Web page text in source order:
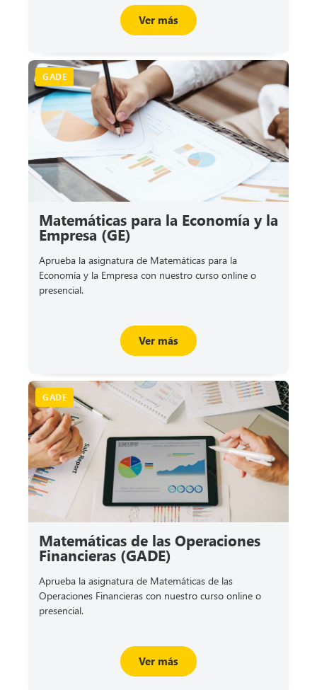
Ver más
GADE
Matemáticas para la Economía y la
Empresa (GE)
Aprueba la asignatura de Matemáticas para la
Economía y la Empresa con nuestro curso online o
presencial.
Ver más
GADE
Matemáticas de las Operaciones
Financieras (GADE)
Aprueba la asignatura de Matemáticas de las
Operaciones Financieras con nuestro curso online o
presencial.
Ver más